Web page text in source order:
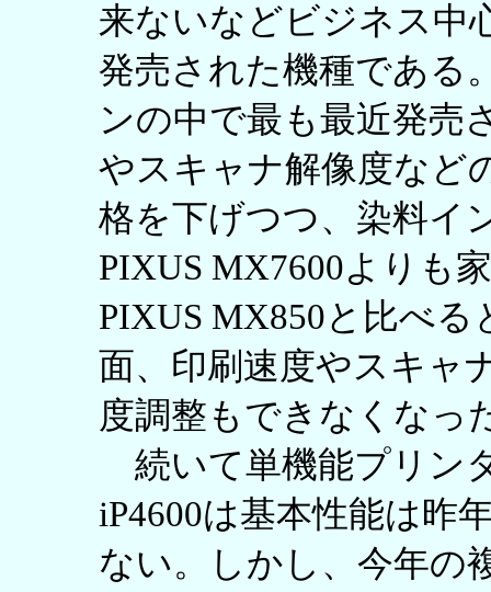
来ないなどビジネス中
発売された機種である
ンの中で最も最近発売
やスキャナ解像度など
格を下げつつ、染料イ
PIXUS MX7600よりも
PIXUS MX850と比べ
面、印刷速度やスキャ
度調整もできなくなっ
続いて単機能プリン
iP4600は基本性能は昨
ない。しかし、今年の